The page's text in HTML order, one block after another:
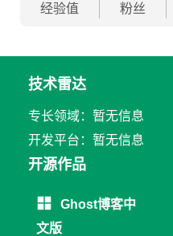
经验值 粉丝
技术雷达
专长领域：暂无信息
开发平台：暂无信息
开源作品
Ghost博客中
文版